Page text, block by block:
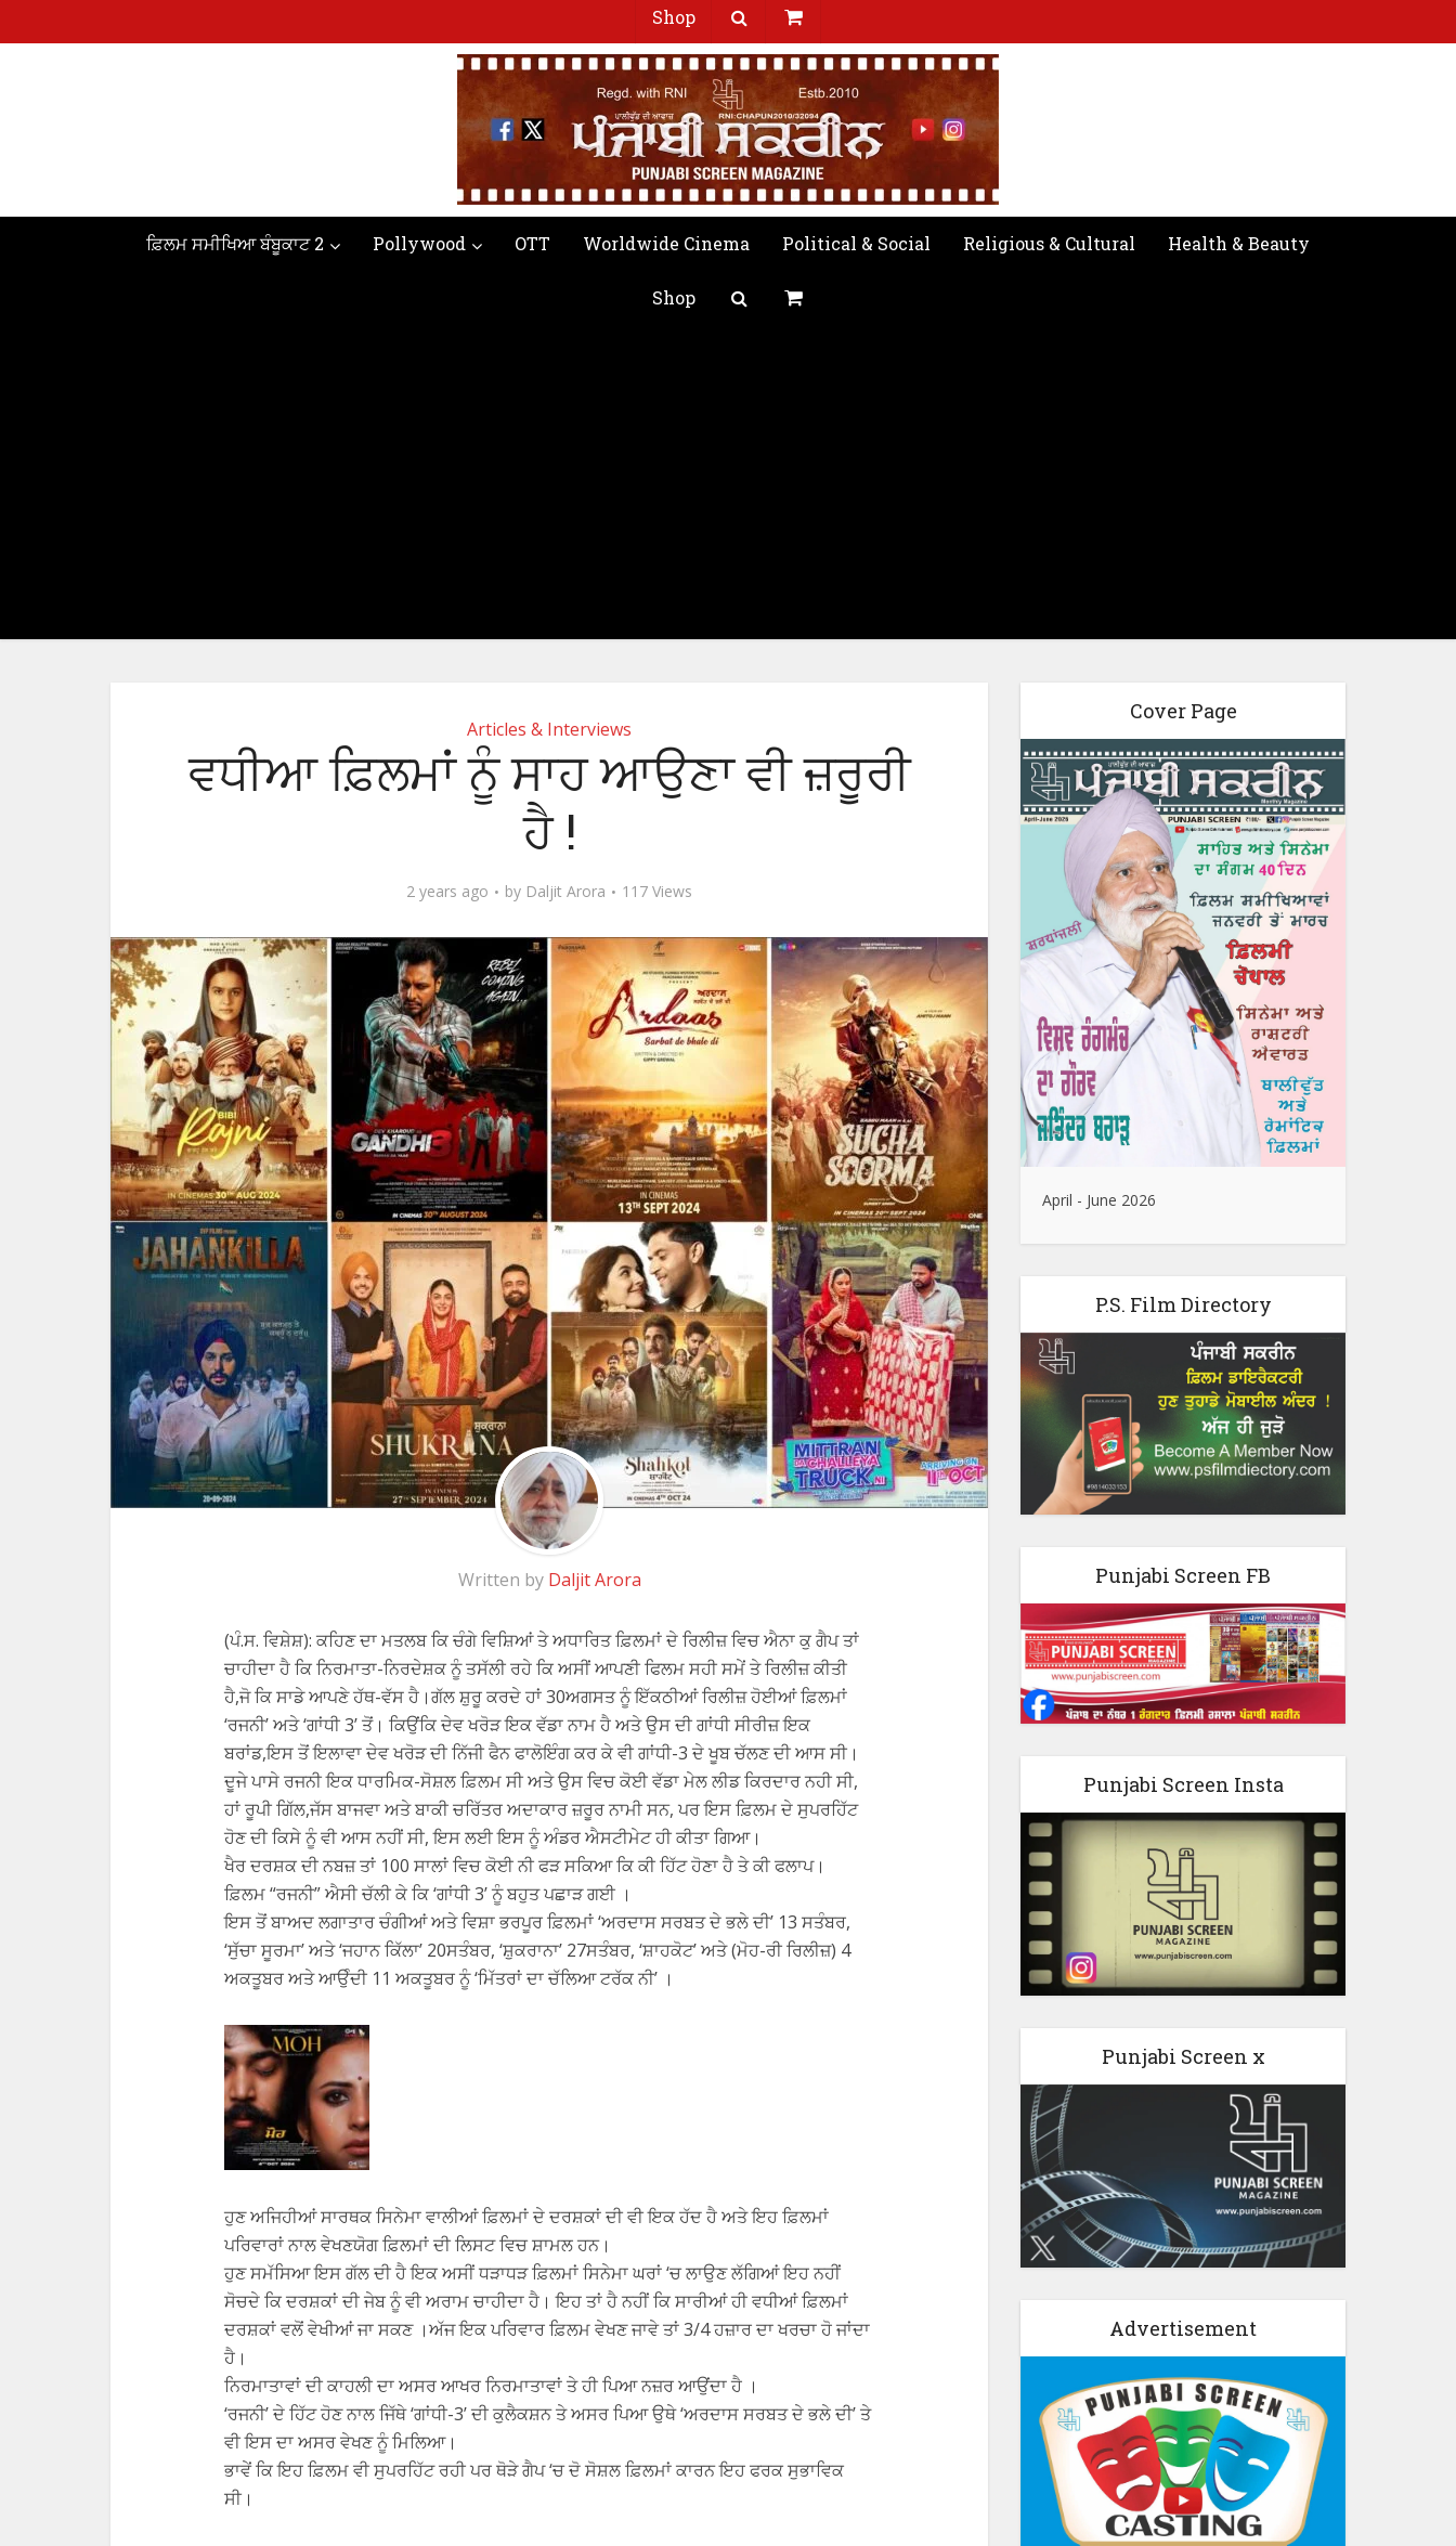
ਫ਼ਿਲਮ ਸਮੀਖਿਆ ਬੰਬੂਕਾਟ 2 Pollywood OTT Worldwide Cinema Political & Social Religious & Cultural Health & Beauty
Shop
Shop
Articles & Interviews
ਵਧੀਆ ਫ਼ਿਲਮਾਂ ਨੂੰ ਸਾਹ ਆਉਣਾ ਵੀ ਜ਼ਰੂਰੀ
ਹੈ !
2 years ago by Daljit Arora 117 Views
Written by Daljit Arora
(ਪੰ.ਸ. ਵਿਸ਼ੇਸ਼): ਕਹਿਣ ਦਾ ਮਤਲਬ ਕਿ ਚੰਗੇ ਵਿਸ਼ਿਆਂ ਤੇ ਅਧਾਰਿਤ ਫ਼ਿਲਮਾਂ ਦੇ ਰਿਲੀਜ਼ ਵਿਚ ਐਨਾ ਕੁ ਗੈਪ ਤਾਂ
ਚਾਹੀਦਾ ਹੈ ਕਿ ਨਿਰਮਾਤਾ-ਨਿਰਦੇਸ਼ਕ ਨੂੰ ਤਸੱਲੀ ਰਹੇ ਕਿ ਅਸੀਂ ਆਪਣੀ ਫਿਲਮ ਸਹੀ ਸਮੇਂ ਤੇ ਰਿਲੀਜ਼ ਕੀਤੀ
ਹੈ,ਜੋ ਕਿ ਸਾਡੇ ਆਪਣੇ ਹੱਥ-ਵੱਸ ਹੈ।ਗੱਲ ਸ਼ੁਰੂ ਕਰਦੇ ਹਾਂ 30ਅਗਸਤ ਨੂੰ ਇੱਕਠੀਆਂ ਰਿਲੀਜ਼ ਹੋਈਆਂ ਫ਼ਿਲਮਾਂ
‘ਰਜਨੀ’ ਅਤੇ ‘ਗਾਂਧੀ 3’ ਤੋਂ। ਕਿਉਂਕਿ ਦੇਵ ਖਰੋੜ ਇਕ ਵੱਡਾ ਨਾਮ ਹੈ ਅਤੇ ਉਸ ਦੀ ਗਾਂਧੀ ਸੀਰੀਜ਼ ਇਕ
ਬਰਾਂਡ,ਇਸ ਤੋਂ ਇਲਾਵਾ ਦੇਵ ਖਰੋੜ ਦੀ ਨਿੱਜੀ ਫੈਨ ਫਾਲੋਇੰਗ ਕਰ ਕੇ ਵੀ ਗਾਂਧੀ-3 ਦੇ ਖੂਬ ਚੱਲਣ ਦੀ ਆਸ ਸੀ।
ਦੂਜੇ ਪਾਸੇ ਰਜਨੀ ਇਕ ਧਾਰਮਿਕ-ਸੋਸ਼ਲ ਫ਼ਿਲਮ ਸੀ ਅਤੇ ਉਸ ਵਿਚ ਕੋਈ ਵੱਡਾ ਮੇਲ ਲੀਡ ਕਿਰਦਾਰ ਨਹੀ ਸੀ,
ਹਾਂ ਰੂਪੀ ਗਿੱਲ,ਜੱਸ ਬਾਜਵਾ ਅਤੇ ਬਾਕੀ ਚਰਿੱਤਰ ਅਦਾਕਾਰ ਜ਼ਰੂਰ ਨਾਮੀ ਸਨ, ਪਰ ਇਸ ਫ਼ਿਲਮ ਦੇ ਸੁਪਰਹਿੱਟ
ਹੋਣ ਦੀ ਕਿਸੇ ਨੂੰ ਵੀ ਆਸ ਨਹੀਂ ਸੀ, ਇਸ ਲਈ ਇਸ ਨੂੰ ਅੰਡਰ ਐਸਟੀਮੇਟ ਹੀ ਕੀਤਾ ਗਿਆ।
ਖੈਰ ਦਰਸ਼ਕ ਦੀ ਨਬਜ਼ ਤਾਂ 100 ਸਾਲਾਂ ਵਿਚ ਕੋਈ ਨੀ ਫੜ ਸਕਿਆ ਕਿ ਕੀ ਹਿੱਟ ਹੋਣਾ ਹੈ ਤੇ ਕੀ ਫਲਾਪ।
ਫ਼ਿਲਮ “ਰਜਨੀ” ਐਸੀ ਚੱਲੀ ਕੇ ਕਿ ‘ਗਾਂਧੀ 3’ ਨੂੰ ਬਹੁਤ ਪਛਾੜ ਗਈ ।
ਇਸ ਤੋਂ ਬਾਅਦ ਲਗਾਤਾਰ ਚੰਗੀਆਂ ਅਤੇ ਵਿਸ਼ਾ ਭਰਪੂਰ ਫ਼ਿਲਮਾਂ ‘ਅਰਦਾਸ ਸਰਬਤ ਦੇ ਭਲੇ ਦੀ’ 13 ਸਤੰਬਰ,
‘ਸੁੱਚਾ ਸੂਰਮਾ’ ਅਤੇ ‘ਜਹਾਨ ਕਿੱਲਾ’ 20ਸਤੰਬਰ, ‘ਸ਼ੁਕਰਾਨਾ’ 27ਸਤੰਬਰ, ‘ਸ਼ਾਹਕੋਟ’ ਅਤੇ (ਮੋਹ-ਰੀ ਰਿਲੀਜ਼) 4
ਅਕਤੂਬਰ ਅਤੇ ਆਉੰਦੀ 11 ਅਕਤੂਬਰ ਨੂੰ ‘ਮਿੱਤਰਾਂ ਦਾ ਚੱਲਿਆ ਟਰੱਕ ਨੀ’ ।
ਹੁਣ ਅਜਿਹੀਆਂ ਸਾਰਥਕ ਸਿਨੇਮਾ ਵਾਲੀਆਂ ਫ਼ਿਲਮਾਂ ਦੇ ਦਰਸ਼ਕਾਂ ਦੀ ਵੀ ਇਕ ਹੱਦ ਹੈ ਅਤੇ ਇਹ ਫ਼ਿਲਮਾਂ
ਪਰਿਵਾਰਾਂ ਨਾਲ ਵੇਖਣਯੋਗ ਫ਼ਿਲਮਾਂ ਦੀ ਲਿਸਟ ਵਿਚ ਸ਼ਾਮਲ ਹਨ।
ਹੁਣ ਸਮੱਸਿਆ ਇਸ ਗੱਲ ਦੀ ਹੈ ਇਕ ਅਸੀਂ ਧੜਾਧੜ ਫ਼ਿਲਮਾਂ ਸਿਨੇਮਾ ਘਰਾਂ ‘ਚ ਲਾਉਣ ਲੱਗਿਆਂ ਇਹ ਨਹੀਂ
ਸੋਚਦੇ ਕਿ ਦਰਸ਼ਕਾਂ ਦੀ ਜੇਬ ਨੂੰ ਵੀ ਅਰਾਮ ਚਾਹੀਦਾ ਹੈ। ਇਹ ਤਾਂ ਹੈ ਨਹੀਂ ਕਿ ਸਾਰੀਆਂ ਹੀ ਵਧੀਆਂ ਫ਼ਿਲਮਾਂ
ਦਰਸ਼ਕਾਂ ਵਲੋਂ ਵੇਖੀਆਂ ਜਾ ਸਕਣ ।ਅੱਜ ਇਕ ਪਰਿਵਾਰ ਫ਼ਿਲਮ ਵੇਖਣ ਜਾਵੇ ਤਾਂ 3/4 ਹਜ਼ਾਰ ਦਾ ਖਰਚਾ ਹੋ ਜਾਂਦਾ
ਹੈ।
ਨਿਰਮਾਤਾਵਾਂ ਦੀ ਕਾਹਲੀ ਦਾ ਅਸਰ ਆਖਰ ਨਿਰਮਾਤਾਵਾਂ ਤੇ ਹੀ ਪਿਆ ਨਜ਼ਰ ਆਉਂਦਾ ਹੈ ।
‘ਰਜਨੀ’ ਦੇ ਹਿੱਟ ਹੋਣ ਨਾਲ ਜਿੱਥੇ ‘ਗਾਂਧੀ-3’ ਦੀ ਕੁਲੈਕਸ਼ਨ ਤੇ ਅਸਰ ਪਿਆ ਉਥੇ ‘ਅਰਦਾਸ ਸਰਬਤ ਦੇ ਭਲੇ ਦੀ’ ਤੇ
ਵੀ ਇਸ ਦਾ ਅਸਰ ਵੇਖਣ ਨੂੰ ਮਿਲਿਆ।
ਭਾਵੇਂ ਕਿ ਇਹ ਫ਼ਿਲਮ ਵੀ ਸੁਪਰਹਿੱਟ ਰਹੀ ਪਰ ਥੋੜੇ ਗੈਪ ‘ਚ ਦੋ ਸੋਸ਼ਲ ਫ਼ਿਲਮਾਂ ਕਾਰਨ ਇਹ ਫਰਕ ਸੁਭਾਵਿਕ
ਸੀ।
Cover Page
April - June 2026
P.S. Film Directory
Punjabi Screen FB
Punjabi Screen Insta
Punjabi Screen x
Advertisement